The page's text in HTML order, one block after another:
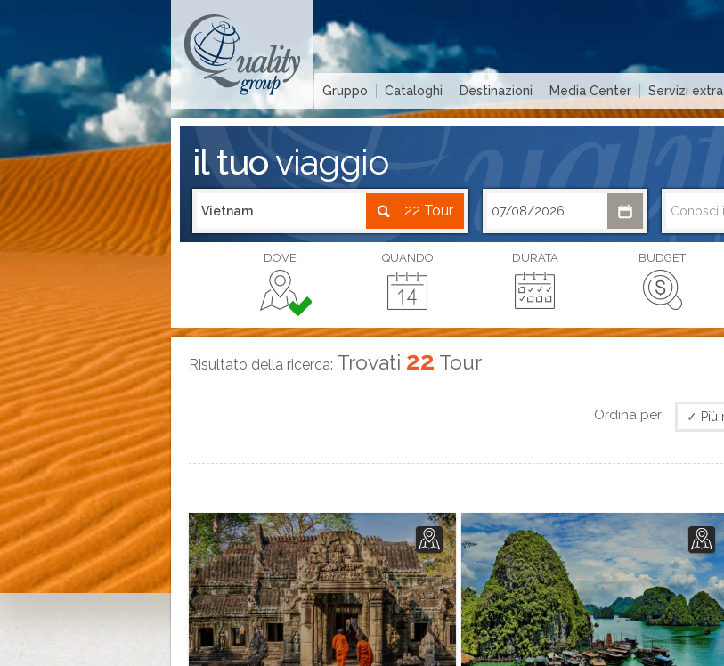
Gruppo Cataloghi Destinazioni Media Center Servizi extra
il tuoviaggio
DOVE QUANDO DURATA BUDGET
Risultato della ricerca: Trovati 22 Tour
Ordina per